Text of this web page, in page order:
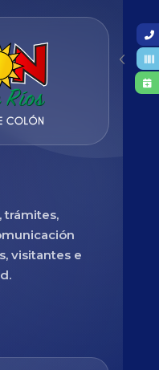
trámites,
visitantes e